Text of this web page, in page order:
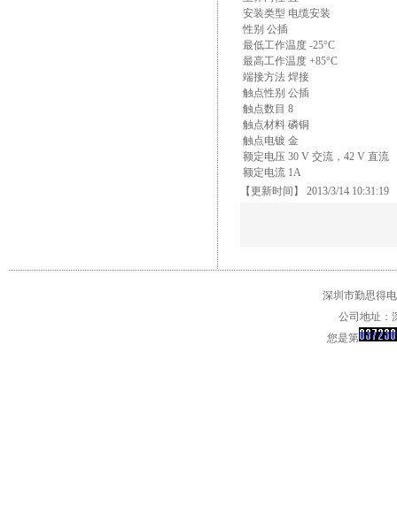
安装类型 电缆安装
性别 公插
最低工作温度 -25°C
最高工作温度 +85°C
端接方法 焊接
触点性别 公插
触点数目 8
触点材料 磷铜
触点电镀 金
额定电压 30 V 交流，42 V 直流
额定电流 1A
【更新时间】 2013/3/14 10:31:19
深圳市勤思得
公司地址：
您是第